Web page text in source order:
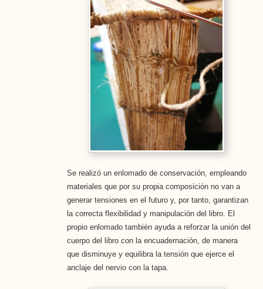
Se realizó un enlomado de conservación, empleando
materiales que por su propia composición no van a
generar tensiones en el futuro y, por tanto, garantizan
la correcta flexibilidad y manipulación del libro. El
propio enlomado también ayuda a reforzar la unión del
cuerpo del libro con la encuadernación, de manera
que disminuye y equilibra la tensión que ejerce el
anclaje del nervio con la tapa.